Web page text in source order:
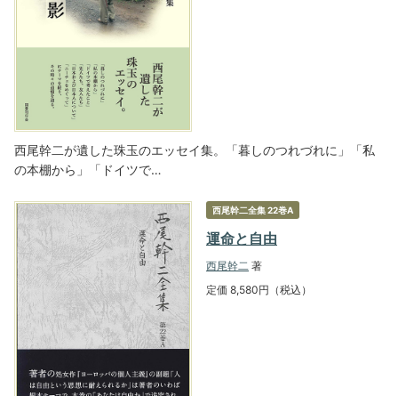
西尾幹二が遺した珠玉のエッセイ集。「暮しのつれづれに」「私
の本棚から」「ドイツで…
西尾幹二全集 22巻A
運命と自由
西尾幹二 著
定価 8,580円（税込）